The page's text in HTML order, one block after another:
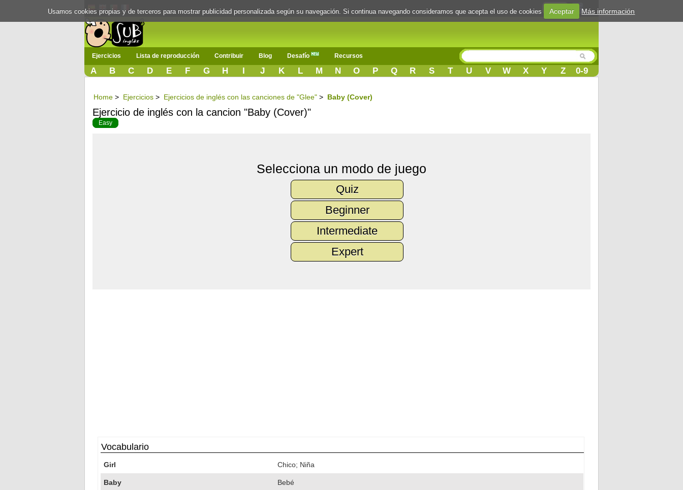
Login
Ejercicios Lista de reproducción Contribuir Blog Desafío Recursos
A B C D E F G H I J K L M N O P Q R S T U V W X Y Z 0-9
Home > Ejercicios > Ejercicios de inglés con las canciones de "Glee" > Baby (Cover)
Ejercicio de inglés con la cancion "Baby (Cover)"
Easy
Selecciona un modo de juego
Quiz
Beginner
Intermediate
Expert
Vocabulario
Girl Chico; Niña
Baby Bebé
Usamos cookies propias y de terceros para mostrar publicidad personalizada según su navegación. Si continua navegando consideramos que acepta el uso de cookies Aceptar Más información